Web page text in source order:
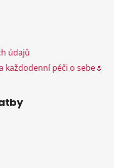
ý
p
i
u
údajů
každodenní péči o sebe🌷